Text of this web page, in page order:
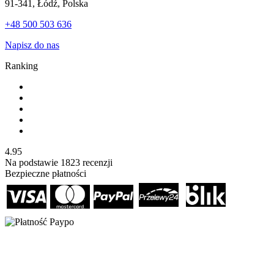
91-341, Łódź, Polska
+48 500 503 636
Napisz do nas
Ranking
4.95
Na podstawie 1823 recenzji
Bezpieczne płatności